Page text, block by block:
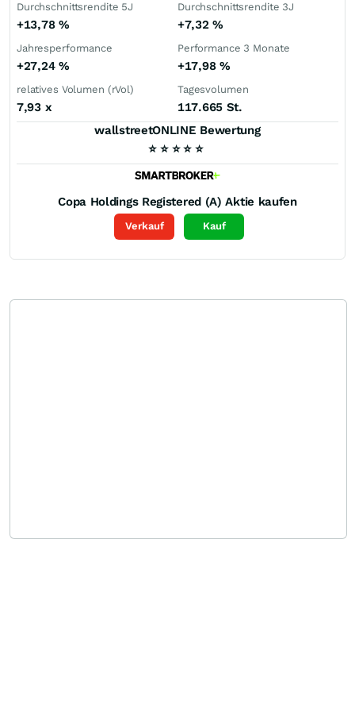
Durchschnittsrendite 5J
+13,78 %
Durchschnittsrendite 3J
+7,32%
Jahresperformance
+27,24 %
Performance 3 Monate
+17,98 %
relatives Volumen (rVol)
7,93 x
Tagesvolumen
117.665 St.
wallstreetONLINE Bewertung
⭐ ⭐ ⭐ ⭐ ⭐
Copa Holdings Registered (A) Aktie kaufen
Verkauf Kauf